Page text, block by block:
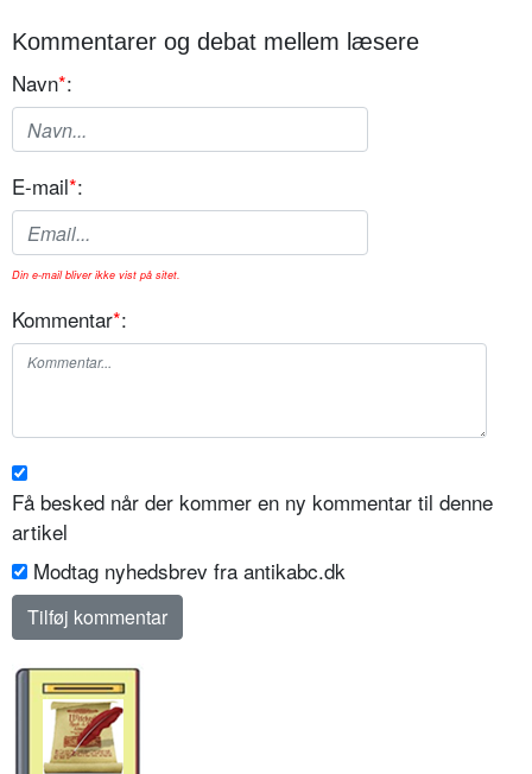
Kommentarer og debat mellem læsere
Navn*:
E-mail*:
Din e-mail bliver ikke vist på sitet.
Kommentar*:
Få besked når der kommer en ny kommentar til denne
artikel
Modtag nyhedsbrev fra antikabc.dk